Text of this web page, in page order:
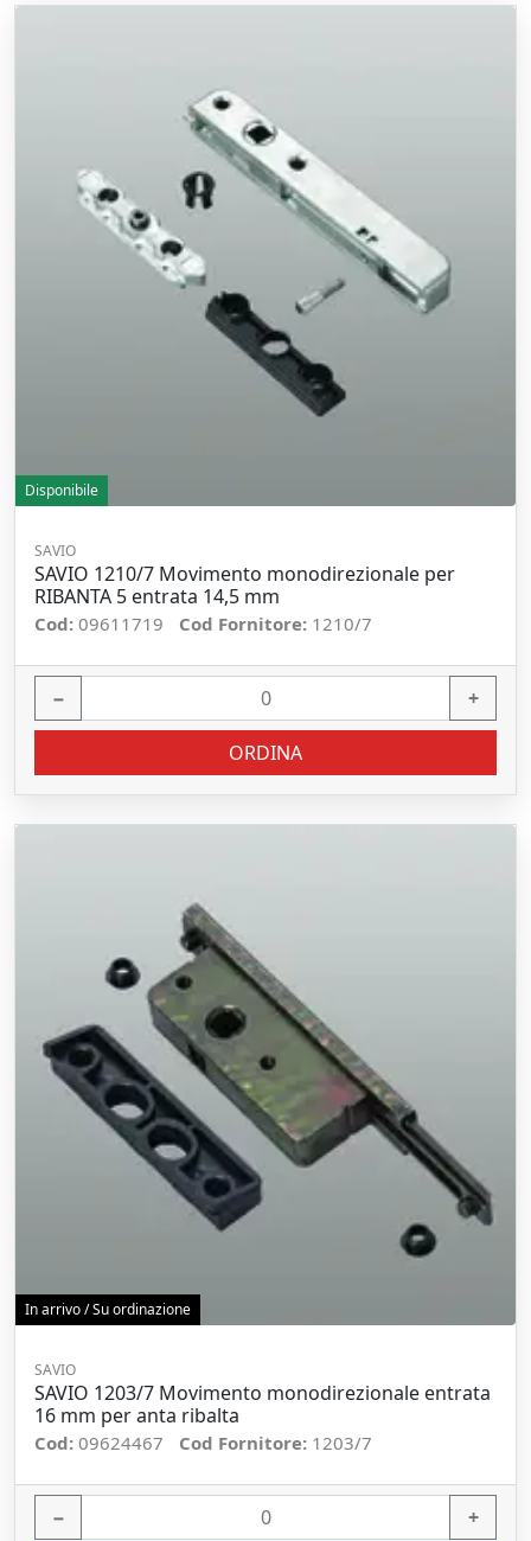
Disponibile
SAVIO
SAVIO 1210/7 Movimento monodirezionale per
RIBANTA 5 entrata 14,5 mm
Cod: 09611719 Cod Fornitore: 1210/7
− +
ORDINA
In arrivo / Su ordinazione
SAVIO
SAVIO 1203/7 Movimento monodirezionale entrata
16 mm per anta ribalta
Cod: 09624467 Cod Fornitore: 1203/7
− +